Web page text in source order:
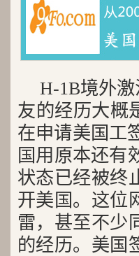
H-1B境外
友的经历大概
在申请美国工
国用原本还有
状态已经被终
开美国。这位
雷，甚至不少
的经历。美国